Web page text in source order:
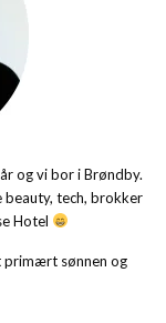
og vi bor i Brøndby.
beauty, tech, brokker
Hotel
primært sønnen og